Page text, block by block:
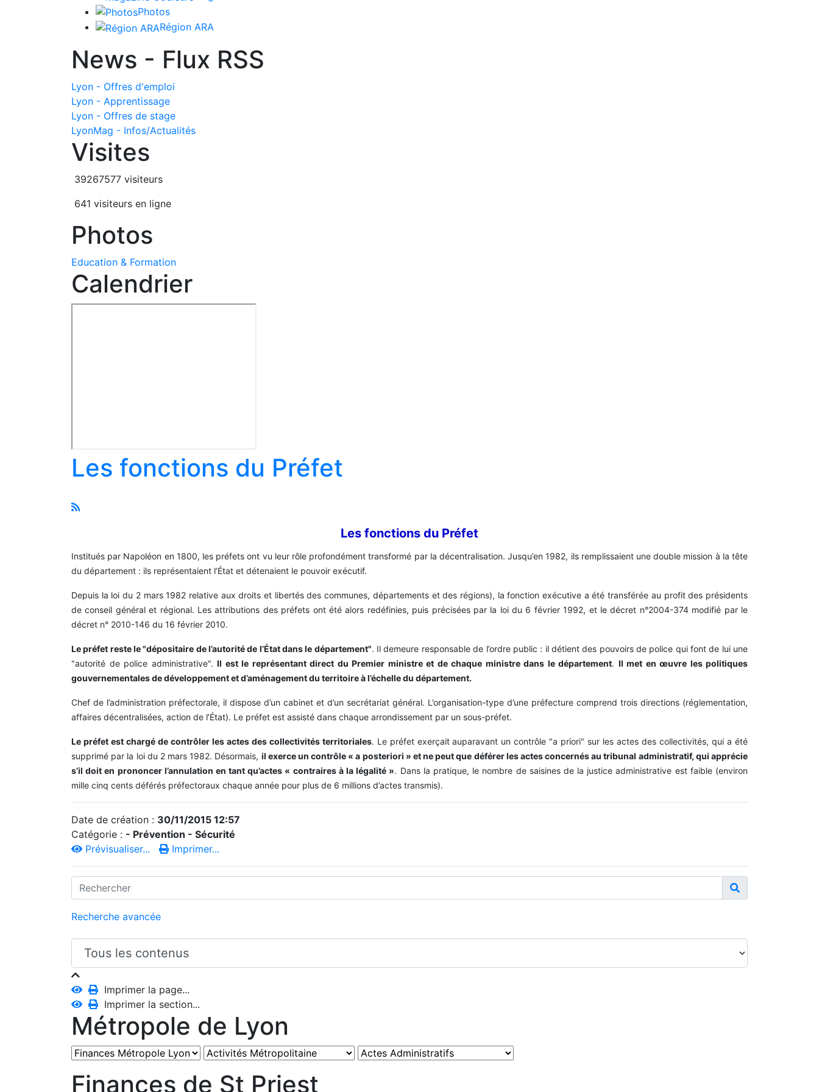
Photos
Région ARA
News - Flux RSS
Lyon - Offres d'emploi
Lyon - Apprentissage
Lyon - Offres de stage
LyonMag - Infos/Actualités
Visites
39267577 visiteurs
641 visiteurs en ligne
Photos
Education & Formation
Calendrier
Les fonctions du Préfet
Les fonctions du Préfet
Institués par Napoléon en 1800, les préfets ont vu leur rôle profondément transformé par la décentralisation. Jusqu’en 1982, ils remplissaient une double mission à la tête
du département : ils représentaient l’État et détenaient le pouvoir exécutif.
Depuis la loi du 2 mars 1982 relative aux droits et libertés des communes, départements et des régions), la fonction exécutive a été transférée au profit des présidents
de conseil général et régional. Les attributions des préfets ont été alors redéfinies, puis précisées par la loi du 6 février 1992, et le décret n°2004-374 modifié par le
décret n° 2010-146 du 16 février 2010.
Le préfet reste le "dépositaire de l’autorité de l’État dans le département". Il demeure responsable de l’ordre public : il détient des pouvoirs de police qui font de lui une
"autorité de police administrative". Il est le représentant direct du Premier ministre et de chaque ministre dans le département. Il met en œuvre les politiques
gouvernementales de développement et d’aménagement du territoire à l’échelle du département.
Chef de l’administration préfectorale, il dispose d’un cabinet et d’un secrétariat général. L’organisation-type d’une préfecture comprend trois directions (réglementation,
affaires décentralisées, action de l’État). Le préfet est assisté dans chaque arrondissement par un sous-préfet.
Le préfet est chargé de contrôler les actes des collectivités territoriales. Le préfet exerçait auparavant un contrôle "a priori" sur les actes des collectivités, qui a été
supprimé par la loi du 2 mars 1982. Désormais, il exerce un contrôle « a posteriori » et ne peut que déférer les actes concernés au tribunal administratif, qui apprécie
s’il doit en prononcer l’annulation en tant qu’actes « contraires à la légalité ». Dans la pratique, le nombre de saisines de la justice administrative est faible (environ
mille cinq cents déférés préfectoraux chaque année pour plus de 6 millions d’actes transmis).
Date de création : 30/11/2015 12:57
Catégorie : - Prévention - Sécurité
Prévisualiser...
Imprimer...
Recherche avancée
Imprimer la page...
Imprimer la section...
Métropole de Lyon
Finances de St Priest